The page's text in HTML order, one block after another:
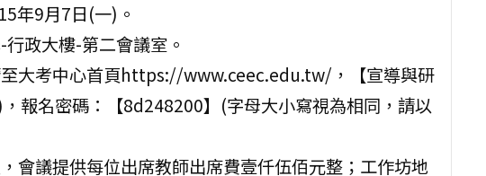
年9月7日(一)。
政大樓-第二會議室。
大考中心首頁https://www.ceec.edu.tw/，【宣導與研
報名密碼：【8d248200】(字母大小寫視為相同，請以
會議提供每位出席教師出席費壹仟伍佰元整；工作坊地